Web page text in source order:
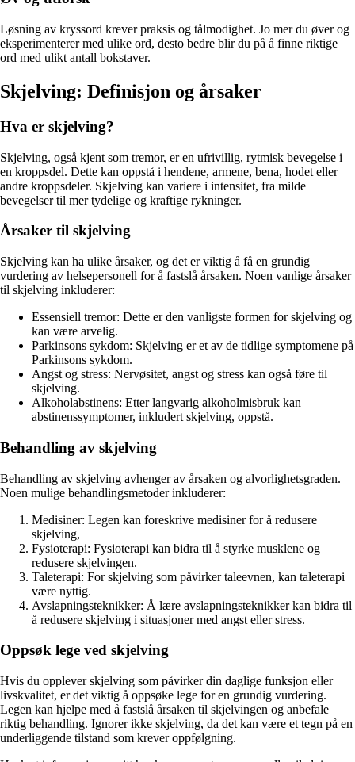
Løsning av kryssord krever praksis og tålmodighet. Jo mer du øver og
eksperimenterer med ulike ord, desto bedre blir du på å finne riktige
ord med ulikt antall bokstaver.
Skjelving: Definisjon og årsaker
Hva er skjelving?
Skjelving, også kjent som tremor, er en ufrivillig, rytmisk bevegelse i
en kroppsdel. Dette kan oppstå i hendene, armene, bena, hodet eller
andre kroppsdeler. Skjelving kan variere i intensitet, fra milde
bevegelser til mer tydelige og kraftige rykninger.
Årsaker til skjelving
Skjelving kan ha ulike årsaker, og det er viktig å få en grundig
vurdering av helsepersonell for å fastslå årsaken. Noen vanlige årsaker
til skjelving inkluderer:
Essensiell tremor: Dette er den vanligste formen for skjelving og
kan være arvelig.
Parkinsons sykdom: Skjelving er et av de tidlige symptomene på
Parkinsons sykdom.
Angst og stress: Nervøsitet, angst og stress kan også føre til
skjelving.
Alkoholabstinens: Etter langvarig alkoholmisbruk kan
abstinenssymptomer, inkludert skjelving, oppstå.
Behandling av skjelving
Behandling av skjelving avhenger av årsaken og alvorlighetsgraden.
Noen mulige behandlingsmetoder inkluderer:
Medisiner: Legen kan foreskrive medisiner for å redusere
skjelving,
Fysioterapi: Fysioterapi kan bidra til å styrke musklene og
redusere skjelvingen.
Taleterapi: For skjelving som påvirker taleevnen, kan taleterapi
være nyttig.
Avslapningsteknikker: Å lære avslapningsteknikker kan bidra til
å redusere skjelving i situasjoner med angst eller stress.
Oppsøk lege ved skjelving
Hvis du opplever skjelving som påvirker din daglige funksjon eller
livskvalitet, er det viktig å oppsøke lege for en grundig vurdering.
Legen kan hjelpe med å fastslå årsaken til skjelvingen og anbefale
riktig behandling. Ignorer ikke skjelving, da det kan være et tegn på en
underliggende tilstand som krever oppfølgning.